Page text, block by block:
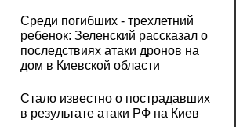
Среди погибших - трехлетний
ребенок: Зеленский рассказал о
последствиях атаки дронов на
дом в Киевской области
Стало известно о пострадавших
в результате атаки РФ на Киев